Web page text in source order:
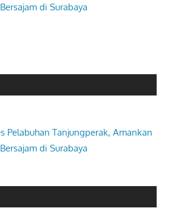
di Surabaya
Pelabuhan Tanjungperak, Amankan
di Surabaya